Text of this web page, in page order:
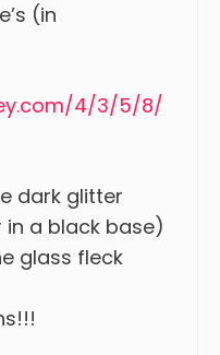
(in
4/3/5/8/
dark glitter
in a black base)
glass fleck